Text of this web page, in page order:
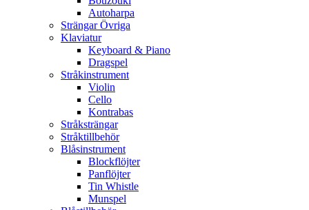
Autoharpa
Strängar Övriga
Klaviatur
Keyboard & Piano
Dragspel
Stråkinstrument
Violin
Cello
Kontrabas
Stråksträngar
Stråktillbehör
Blåsinstrument
Blockflöjter
Panflöjter
Tin Whistle
Munspel